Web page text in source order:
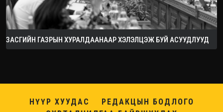
ЗАСГИЙН ГАЗРЫН ХУРАЛДААНААР ХЭЛЭЛЦЭЖ БУЙ АСУУДЛУУД
НҮҮР ХУУДАС
РЕДАКЦЫН БОДЛОГО